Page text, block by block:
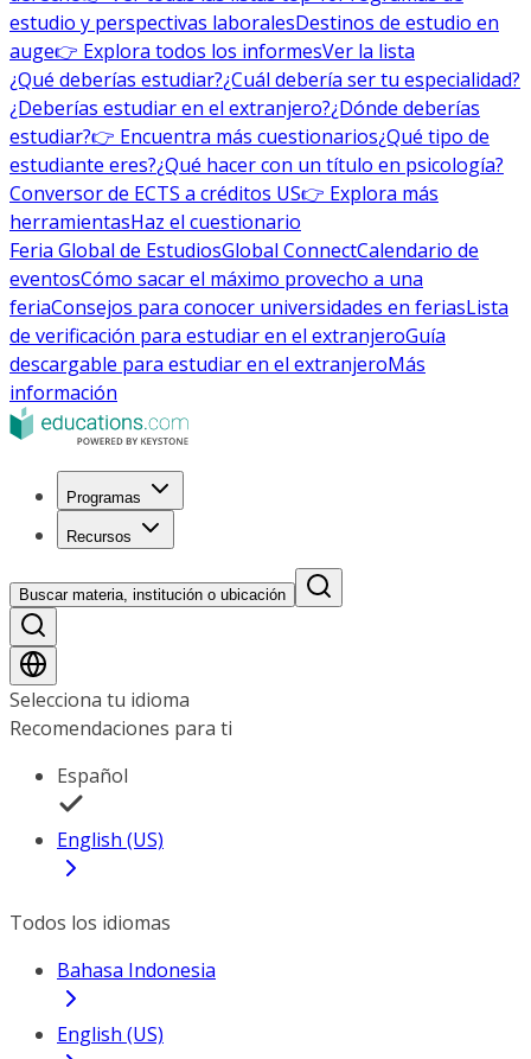
estudio y perspectivas laboralesDestinos de estudio en
auge👉 Explora todos los informesVer la lista
¿Qué deberías estudiar?¿Cuál debería ser tu especialidad?
¿Deberías estudiar en el extranjero?¿Dónde deberías
estudiar?👉 Encuentra más cuestionarios¿Qué tipo de
estudiante eres?¿Qué hacer con un título en psicología?
Conversor de ECTS a créditos US👉 Explora más
herramientasHaz el cuestionario
Feria Global de EstudiosGlobal ConnectCalendario de
eventosCómo sacar el máximo provecho a una
feriaConsejos para conocer universidades en feriasLista
de verificación para estudiar en el extranjeroGuía
descargable para estudiar en el extranjeroMás
información
Programas
Recursos
Buscar materia, institución o ubicación
Selecciona tu idioma
Recomendaciones para ti
Español
English (US)
Todos los idiomas
Bahasa Indonesia
English (US)